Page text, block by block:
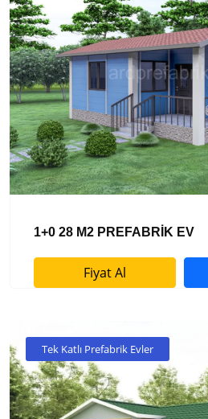
1+0 28 M2 PREFABRİK EV
Fiyat Al
Tek Katlı Prefabrik Evler